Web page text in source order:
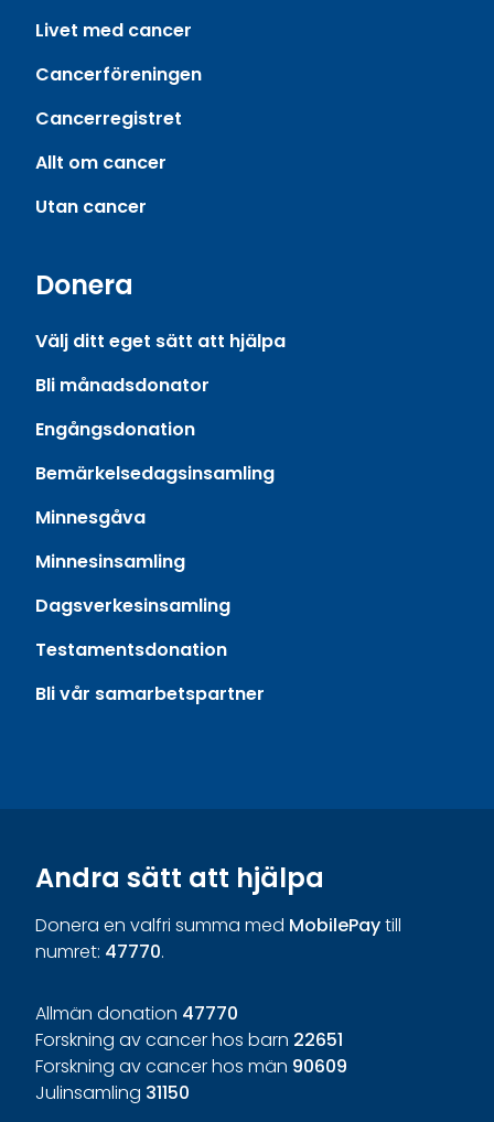
Livet med cancer
Cancerföreningen
Cancerregistret
Allt om cancer
Utan cancer
Donera
Välj ditt eget sätt att hjälpa
Bli månadsdonator
Engångsdonation
Bemärkelsedagsinsamling
Minnesgåva
Minnesinsamling
Dagsverkesinsamling
Testamentsdonation
Bli vår samarbetspartner
Andra sätt att hjälpa
Donera en valfri summa med MobilePaytill
numret: 47770.
Allmän donation 47770
Forskning av cancer hos barn 22651
Forskning av cancer hos män 90609
Julinsamling 31150